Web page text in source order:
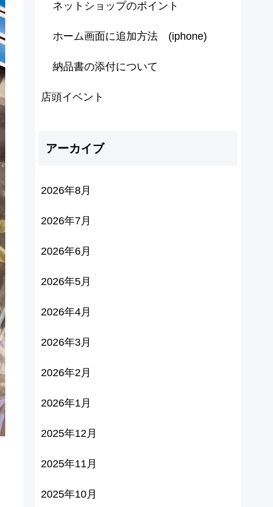
ネットショップのポイント
ホーム画面に追加方法 (iphone)
納品書の添付について
店頭イベント
アーカイブ
2026年8月
2026年7月
2026年6月
2026年5月
2026年4月
2026年3月
2026年2月
2026年1月
2025年12月
2025年11月
2025年10月